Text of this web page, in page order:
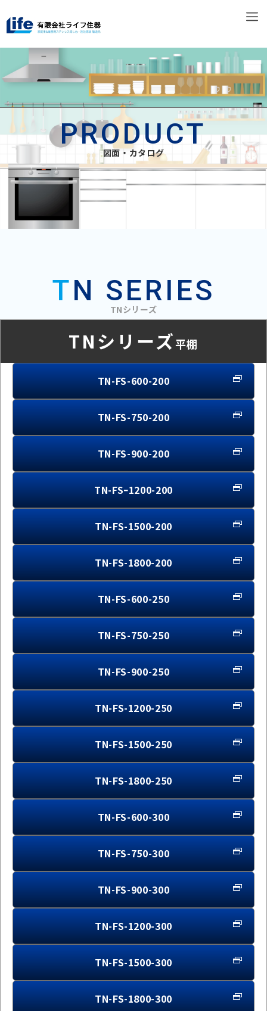
PRODUCT
図面・カタログ
TN SERIES
TNシリーズ
TNシリーズ平棚
TN-FS-600-200
TN-FS-750-200
TN-FS-900-200
TN-FSｰ1200-200
TN-FS-1500-200
TN-FS-1800-200
TN-FS-600-250
TN-FS-750-250
TN-FS-900-250
TN-FS-1200-250
TN-FS-1500-250
TN-FS-1800-250
TN-FS-600-300
TN-FS-750-300
TN-FS-900-300
TN-FS-1200-300
TN-FS-1500-300
TN-FS-1800-300